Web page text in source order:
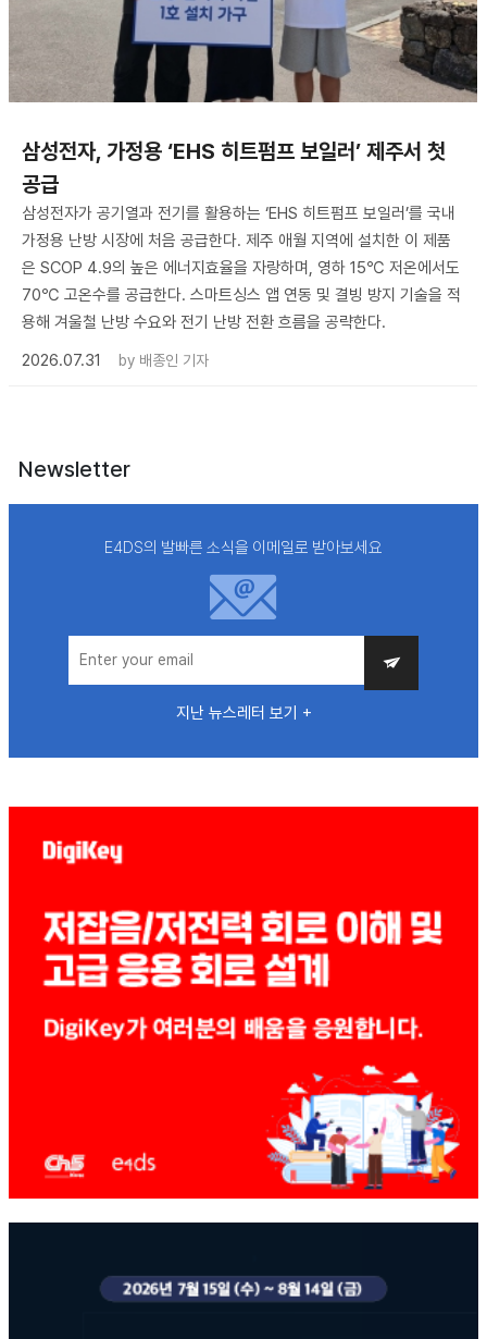
삼성전자, 가정용 ‘EHS 히트펌프 보일러’ 제주서 첫
공급
삼성전자가 공기열과 전기를 활용하는 ‘EHS 히트펌프 보일러’를 국내
가정용 난방 시장에 처음 공급한다. 제주 애월 지역에 설치한 이 제품
은 SCOP 4.9의 높은 에너지효율을 자랑하며, 영하 15℃ 저온에서도
70℃ 고온수를 공급한다. 스마트싱스 앱 연동 및 결빙 방지 기술을 적
용해 겨울철 난방 수요와 전기 난방 전환 흐름을 공략한다.
2026.07.31
by 배종인 기자
Newsletter
E4DS의 발빠른 소식을 이메일로 받아보세요
지난 뉴스레터 보기 +